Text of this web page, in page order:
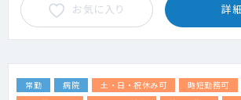
お気に入り 詳
常勤 病院 土・日・祝休み可 時短勤務可